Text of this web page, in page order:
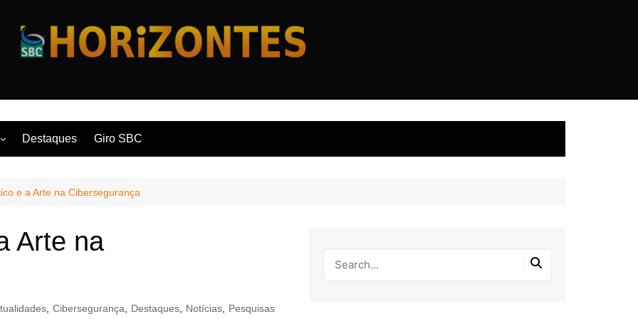
Horizontes
Destaques Giro SBC
e a Arte na Cibersegurança
Arte na
Cibersegurança Destaques Notícias Pesquisas